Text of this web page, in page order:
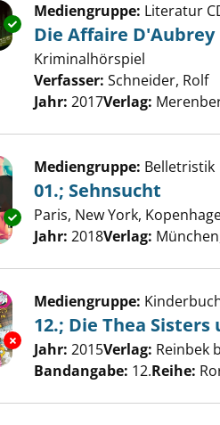
Exemplar-Details von Die
Mediengruppe: Literatur
Die Affaire D'Aubrey
Kriminalhörspiel
Verfasser: Schneider, Rolf
Jahr: 2017Verlag:
Exemplar-Details von 01.;
Mediengruppe: Belletristik
01.; Sehnsucht
Paris, New York,
Suche nach diesem
Jahr: 2018Verlag:
Exemplar-Details von 12.; Die
Mediengruppe:
12.; Die Thea
Suche nach diesem
Jahr: 2015Verlag: Reinbek
Bandangabe: 12.Reihe: